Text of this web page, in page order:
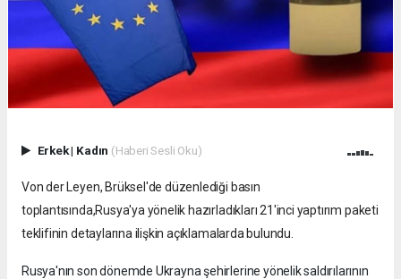
Erkek| Kadın (Haberi Sesli Oku)
Von der Leyen, Brüksel'de düzenlediği basın
toplantısında,Rusya'ya yönelik hazırladıkları 21'inci yaptırım paketi
teklifinin detaylarına ilişkin açıklamalarda bulundu.
Rusya'nın son dönemde Ukrayna şehirlerine yönelik saldırılarının